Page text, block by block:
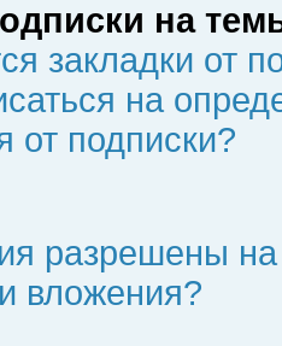
на
закладки от
на
от подписки?
разрешены
вложения?